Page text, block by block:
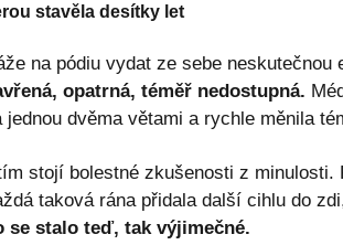
stavěla desítky let
na pódiu vydat ze sebe
opatrná, téměř nedostupná.
dvěma větami a rychle měnila
stojí bolestné zkušenosti z minulosti.
taková rána přidala další cihlu do
se stalo teď, tak výjimečné.